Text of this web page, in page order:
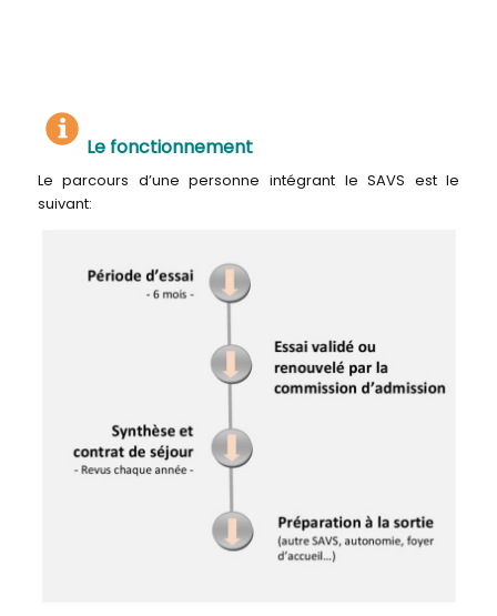
Le fonctionnement
Le parcours d’une personne intégrant le SAVS est le
suivant: